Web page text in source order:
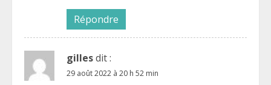
Répondre
gillesdit :
29 août 2022 à 20 h 52 min